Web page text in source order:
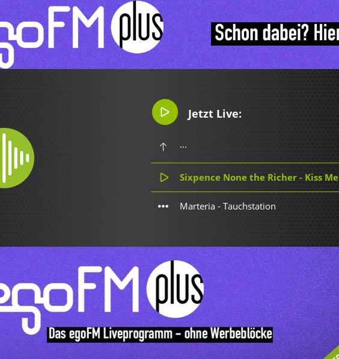
Jetzt Live:
...
Sixpence None the Richer - Kiss Me
Marteria - Tauchstation